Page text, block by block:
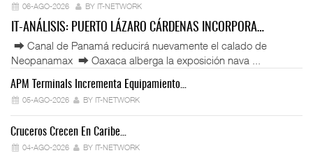
06-AGO-2026 BY IT-NETWORK
IT-ANÁLISIS: PUERTO LÁZARO CÁRDENAS INCORPORA…
⮕ Canal de Panamá reducirá nuevamente el calado de
Neopanamax ⮕ Oaxaca alberga la exposición nava ...
APM Terminals Incrementa Equipamiento…
05-AGO-2026 BY IT-NETWORK
Cruceros Crecen En Caribe…
04-AGO-2026 BY IT-NETWORK